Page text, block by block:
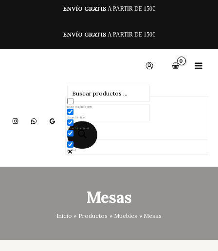
ENVÍO GRATIS A PARTIR DE 150€
ENVÍO GRATIS A PARTIR DE 150€
Exact matches only
Search in title
Search in content
product
Mesas
Inicio Productos Muebles Mesas